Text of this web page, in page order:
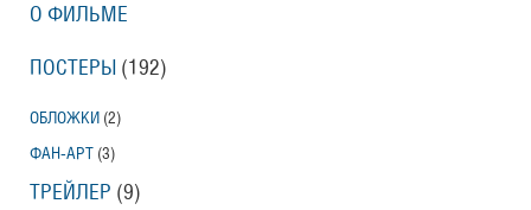
О ФИЛЬМЕ
ПОСТЕРЫ (192)
ОБЛОЖКИ (2)
ФАН-АРТ (3)
ТРЕЙЛЕР (9)